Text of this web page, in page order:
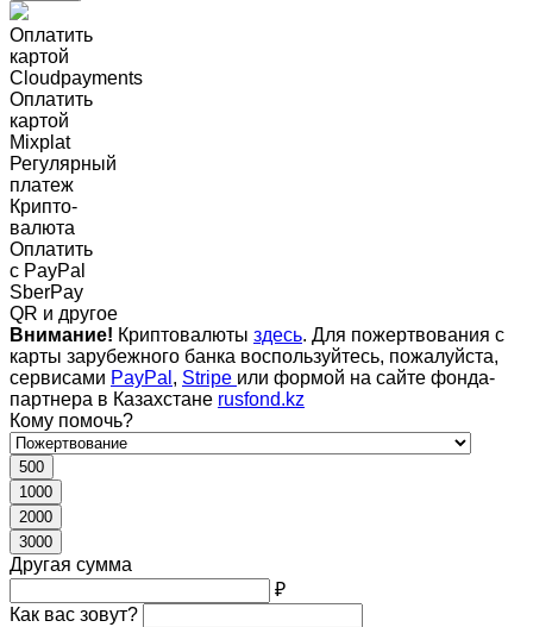
Оплатить
картой
Cloudpayments
Оплатить
картой
Mixplat
Регулярный
платеж
Крипто-
валюта
Оплатить
c PayPal
SberPay
QR и другое
Внимание! Криптовалюты здесь. Для пожертвования с
карты зарубежного банка воспользуйтесь, пожалуйста,
сервисами PayPal , Stripe или формой на сайте фонда-
партнера в Казахстане rusfond.kz
Кому помочь?
500
1000
2000
3000
Другая сумма
₽
Как вас зовут?